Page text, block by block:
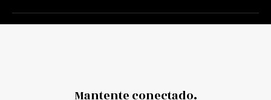
Mantente conectado.